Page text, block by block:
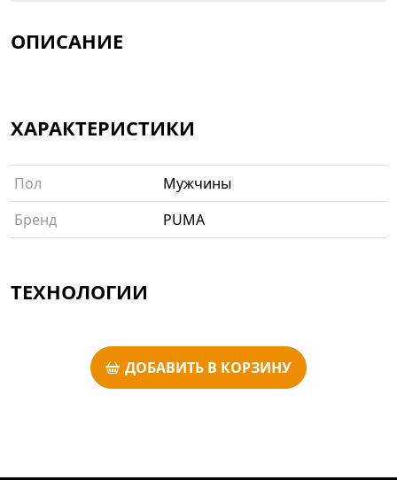
ОПИСАНИЕ
ХАРАКТЕРИСТИКИ
Пол
Мужчины
Бренд
PUMA
ТЕХНОЛОГИИ
ДОБАВИТЬ В КОРЗИНУ